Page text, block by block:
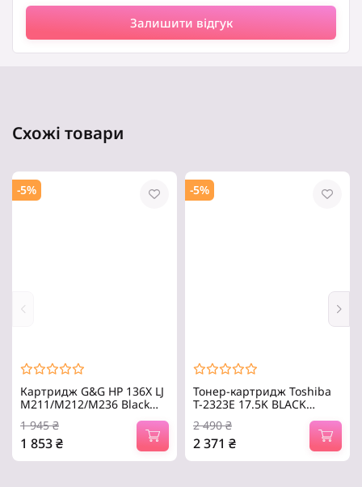
Залишити відгук
Схожі товари
-5%
Картридж G&G HP 136X LJ
M211/M212/M236 Black
(2600 ст) AO-чип (G&G-
W1360X_NC)
1 945₴
1 853₴
-5%
Тонер-картридж Toshiba
T-2323E 17.5K BLACK
(6AJ00000218/6AJ00000296)
2 490₴
2 371 ₴